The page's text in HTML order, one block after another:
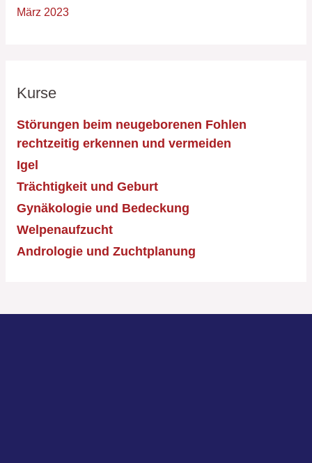
März 2023
Kurse
Störungen beim neugeborenen Fohlen
rechtzeitig erkennen und vermeiden
Igel
Trächtigkeit und Geburt
Gynäkologie und Bedeckung
Welpenaufzucht
Andrologie und Zuchtplanung